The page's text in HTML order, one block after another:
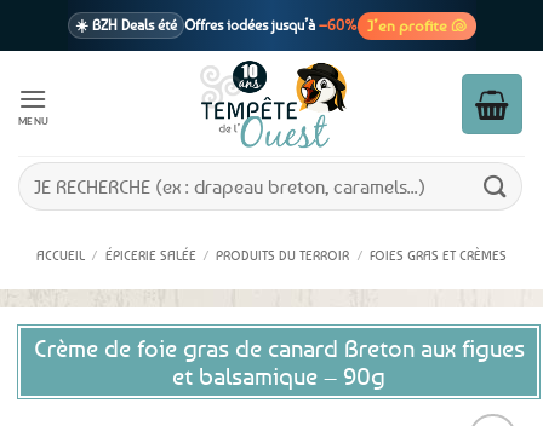
☀️ BZH Deals été Offres iodées jusqu’à –60% J’en profite 🐚
1 cadeau offertdès 39€ d’achats
En point relais dès 3,95€ seulement
MENU
Recherche
pour :
ACCUEIL / ÉPICERIE SALÉE / PRODUITS DU TERROIR / FOIES GRAS ET CRÈMES
Crème de foie gras de canard Breton aux figues
et balsamique – 90g